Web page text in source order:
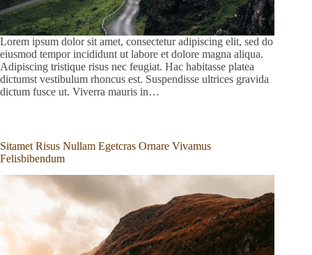
Lorem ipsum dolor sit amet, consectetur adipiscing elit, sed do
eiusmod tempor incididunt ut labore et dolore magna aliqua.
Adipiscing tristique risus nec feugiat. Hac habitasse platea
dictumst vestibulum rhoncus est. Suspendisse ultrices gravida
dictum fusce ut. Viverra mauris in…
Sitamet Risus Nullam Egetcras Ornare Vivamus
Felisbibendum